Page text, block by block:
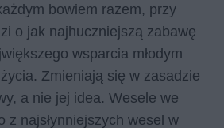
bowiem razem, przy
o jak najhuczniejszą zabawę
wsparcia młodym
Zmieniają się w zasadzie
a nie jej idea. Wesele we
z najsłynniejszych wesel w